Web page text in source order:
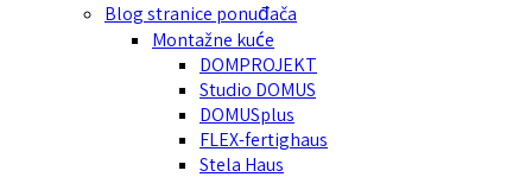
Blog stranice ponuđača
Montažne kuće
DOMPROJEKT
Studio DOMUS
DOMUSplus
FLEX-fertighaus
Stela Haus